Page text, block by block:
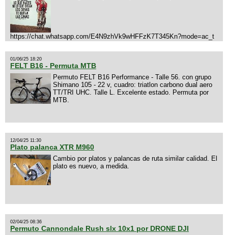
https://chat.whatsapp.com/E4N9zhVk9wHFFzK7T345Kn?mode=ac_t
01/06/25 18:20
FELT B16 - Permuta MTB
Permuto FELT B16 Performance - Talle 56. con grupo
Shimano 105 - 22 v, cuadro: triatlon carbono dual aero
TT/TRI UHC. Talle L. Excelente estado. Permuta por
MTB.
12/04/25 11:30
Plato palanca XTR M960
Cambio por platos y palancas de ruta similar calidad. El
plato es nuevo, a medida.
02/04/25 08:36
Permuto Cannondale Rush slx 10x1 por DRONE DJI